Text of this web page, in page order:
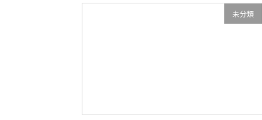
未分類